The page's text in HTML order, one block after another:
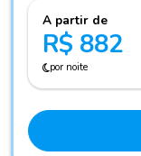
A partir de
R$ 882
por noite